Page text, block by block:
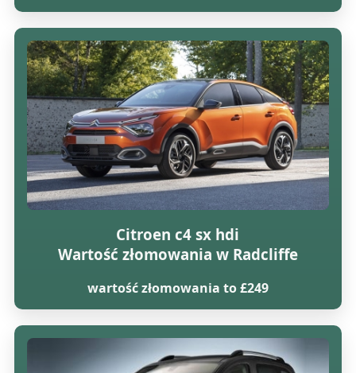
Citroen c4 sx hdi
Wartość złomowania w Radcliffe
wartość złomowania to £249